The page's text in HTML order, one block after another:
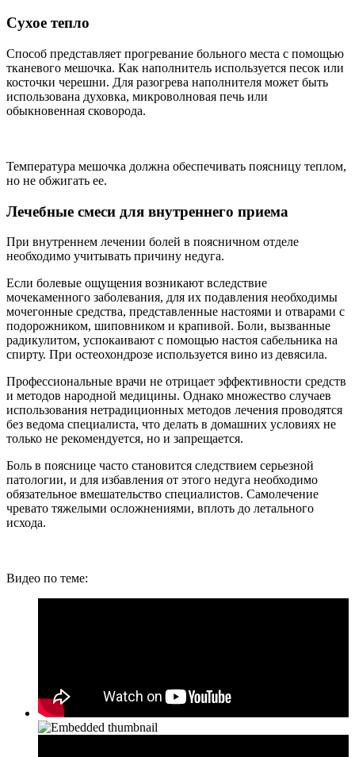
Сухое тепло
Способ представляет прогревание больного места с помощью
тканевого мешочка. Как наполнитель используется песок или
косточки черешни. Для разогрева наполнителя может быть
использована духовка, микроволновая печь или
обыкновенная сковорода.
Температура мешочка должна обеспечивать поясницу теплом,
но не обжигать ее.
Лечебные смеси для внутреннего приема
При внутреннем лечении болей в поясничном отделе
необходимо учитывать причину недуга.
Если болевые ощущения возникают вследствие
мочекаменного заболевания, для их подавления необходимы
мочегонные средства, представленные настоями и отварами с
подорожником, шиповником и крапивой. Боли, вызванные
радикулитом, успокаивают с помощью настоя сабельника на
спирту. При остеохондрозе используется вино из девясила.
Профессиональные врачи не отрицает эффективности средств
и методов народной медицины. Однако множество случаев
использования нетрадиционных методов лечения проводятся
без ведома специалиста, что делать в домашних условиях не
только не рекомендуется, но и запрещается.
Боль в пояснице часто становится следствием серьезной
патологии, и для избавления от этого недуга необходимо
обязательное вмешательство специалистов. Самолечение
чревато тяжелыми осложнениями, вплоть до летального
исхода.
Видео по теме: